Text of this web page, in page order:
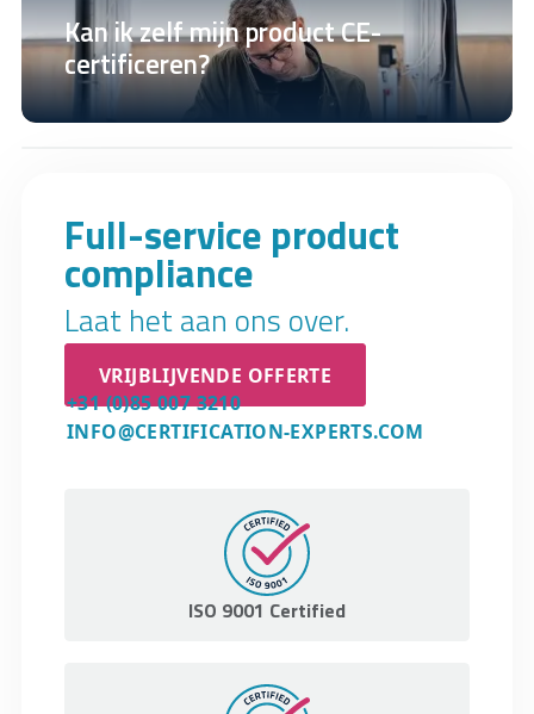
Kan ik zelf mijn product CE-
certificeren?
Full-service product
compliance
Laat het aan ons over.
VRIJBLIJVENDE OFFERTE
+31 (0)85 007 3210
INFO@CERTIFICATION-EXPERTS.COM
ISO 9001 Certified